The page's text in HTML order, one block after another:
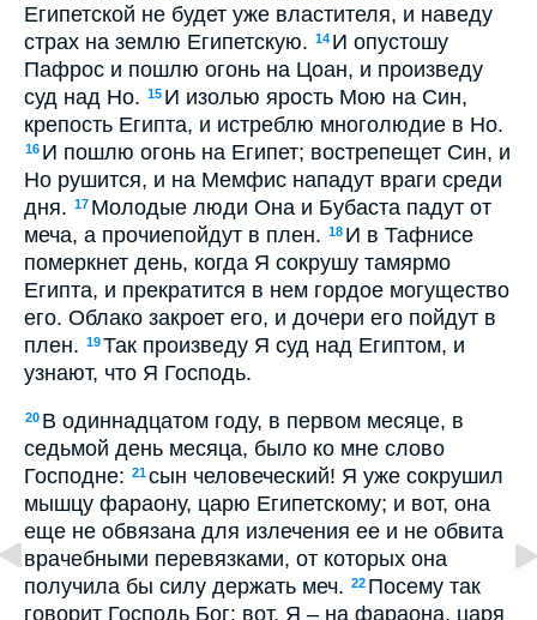
Египетской не будет уже властителя, и наведу
страх на землю Египетскую. 14 И опустошу
Пафрос и пошлю огонь на Цоан, и произведу
суд над Но. 15 И изолью ярость Мою на Син,
крепость Египта, и истреблю многолюдие в Но.
16 И пошлю огонь на Египет; вострепещет Син, и
Но рушится, и на Мемфис нападут враги среди
дня. 17 Молодые люди Она и Бубаста падут от
меча, а прочиепойдут в плен. 18 И в Тафнисе
померкнет день, когда Я сокрушу тамярмо
Египта, и прекратится в нем гордое могущество
его. Облако закроет его, и дочери его пойдут в
плен. 19Так произведу Я суд над Египтом, и
узнают, что Я Господь.
20 В одиннадцатом году, в первом месяце, в
седьмой день месяца, было ко мне слово
Господне: 21сын человеческий! Я уже сокрушил
мышцу фараону, царю Египетскому; и вот, она
еще не обвязана для излечения ее и не обвита
врачебными перевязками, от которых она
получила бы силу держать меч. 22 Посему так
говорит Господь Бог: вот, Я – на фараона, царя